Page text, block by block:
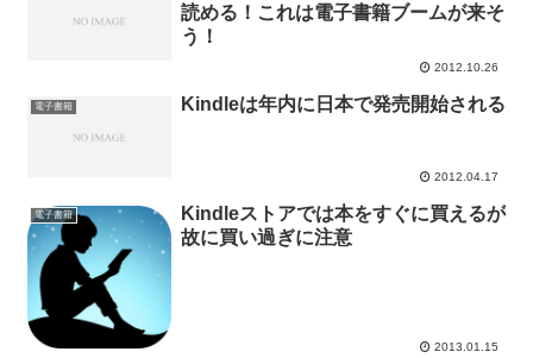
読める！これは電子書籍ブームが来そ
う！
2012.10.26
電子書籍 Kindleは年内に日本で発売開始される
2012.04.17
電子書籍
Kindleストアでは本をすぐに買えるが
故に買い過ぎに注意
2013.01.15